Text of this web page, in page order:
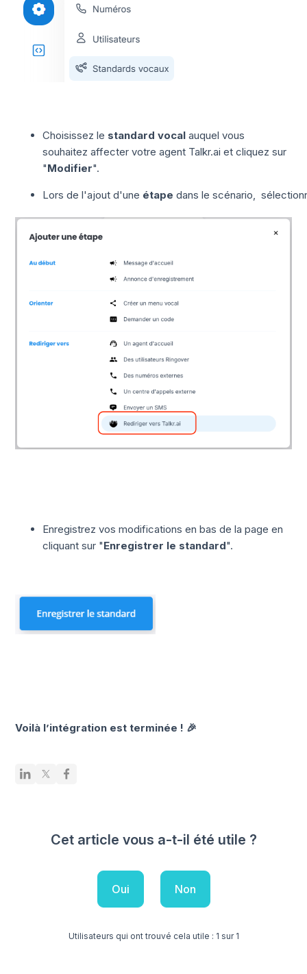
Choisissez le standard vocal auquel vous
souhaitez affecter votre agent Talkr.ai et cliquez sur
"Modifier".
Lors de l'ajout d'une étape dans le scénario,
Enregistrez vos modifications en bas de la page en
cliquant sur "Enregistrer le standard".
Voilà l’intégration est terminée ! 🎉
Cet article vous a-t-il été utile ?
Oui Non
Utilisateurs qui ont trouvé cela utile : 1 sur 1